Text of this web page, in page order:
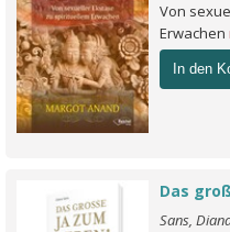
Von
Erwachen
In den
Das
Sans,